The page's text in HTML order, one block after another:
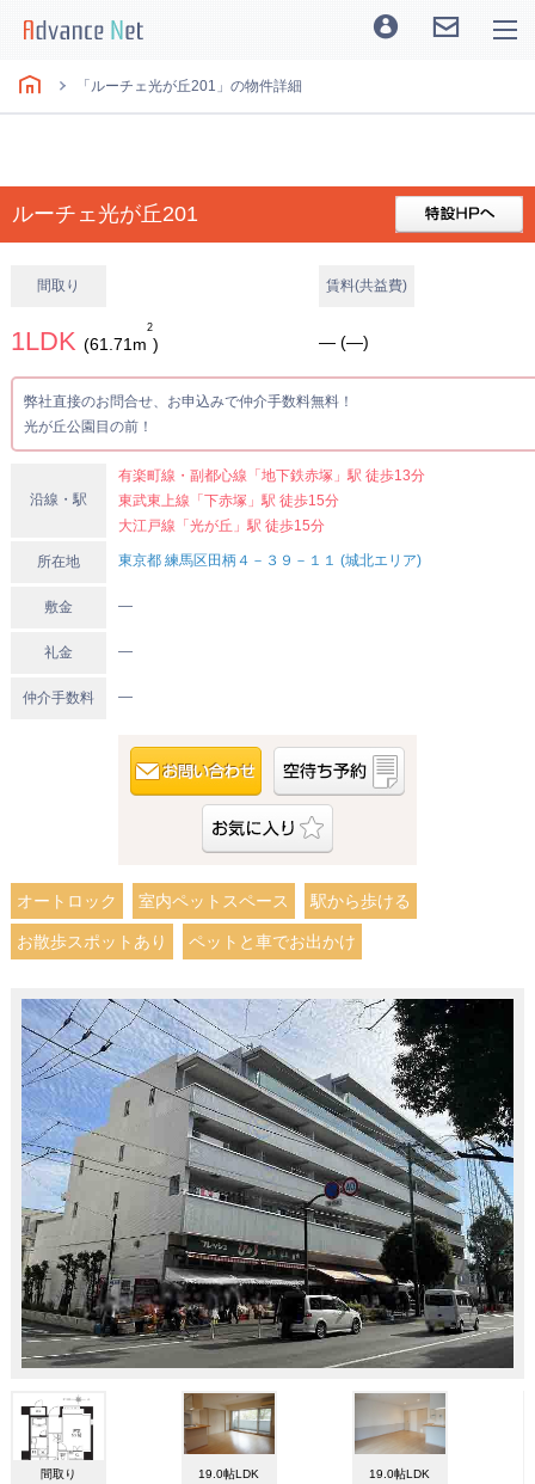
「ルーチェ光が丘201」の物件詳細
ルーチェ光が丘201
間取り 賃料(共益費)
1LDK (61.71m
2
) ― (―)
弊社直接のお問合せ、お申込みで仲介手数料無料！
光が丘公園目の前！
沿線・駅
有楽町線・副都心線「地下鉄赤塚」駅 徒歩13分
東武東上線「下赤塚」駅 徒歩15分
大江戸線「光が丘」駅 徒歩15分
所在地 東京都 練馬区田柄４－３９－１１ (城北エリア)
敷金 ―
礼金 ―
仲介手数料 ―
オートロック 室内ペットスペース 駅から歩ける
お散歩スポットあり ペットと車でお出かけ
間取り 19.0帖LDK 19.0帖LDK